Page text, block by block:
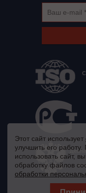
Этот сайт использует
улучшить его
использовать сайт,
обработку файлов
обработки